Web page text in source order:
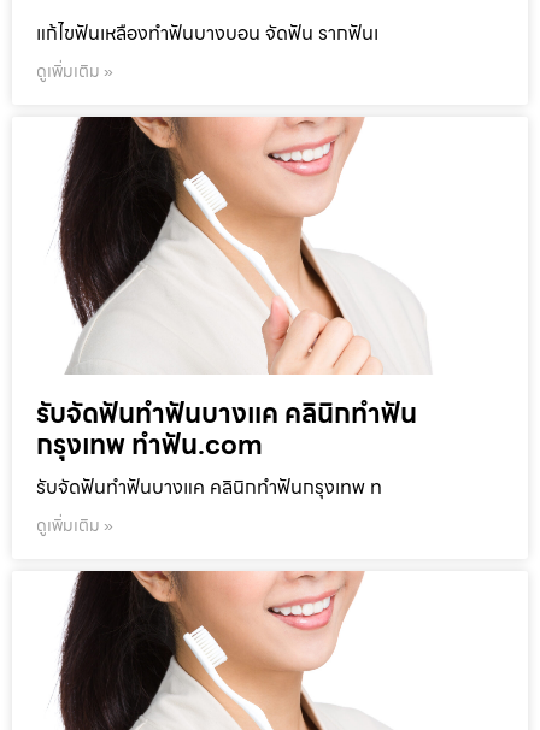
แก้ไขฟันเหลืองทำฟันบางบอน จัดฟัน รากฟันเ
ดูเพิ่มเติม »
รับจัดฟันทำฟันบางแค คลินิกทำฟัน
กรุงเทพ ทำฟัน.com
รับจัดฟันทำฟันบางแค คลินิกทำฟันกรุงเทพ ท
ดูเพิ่มเติม »